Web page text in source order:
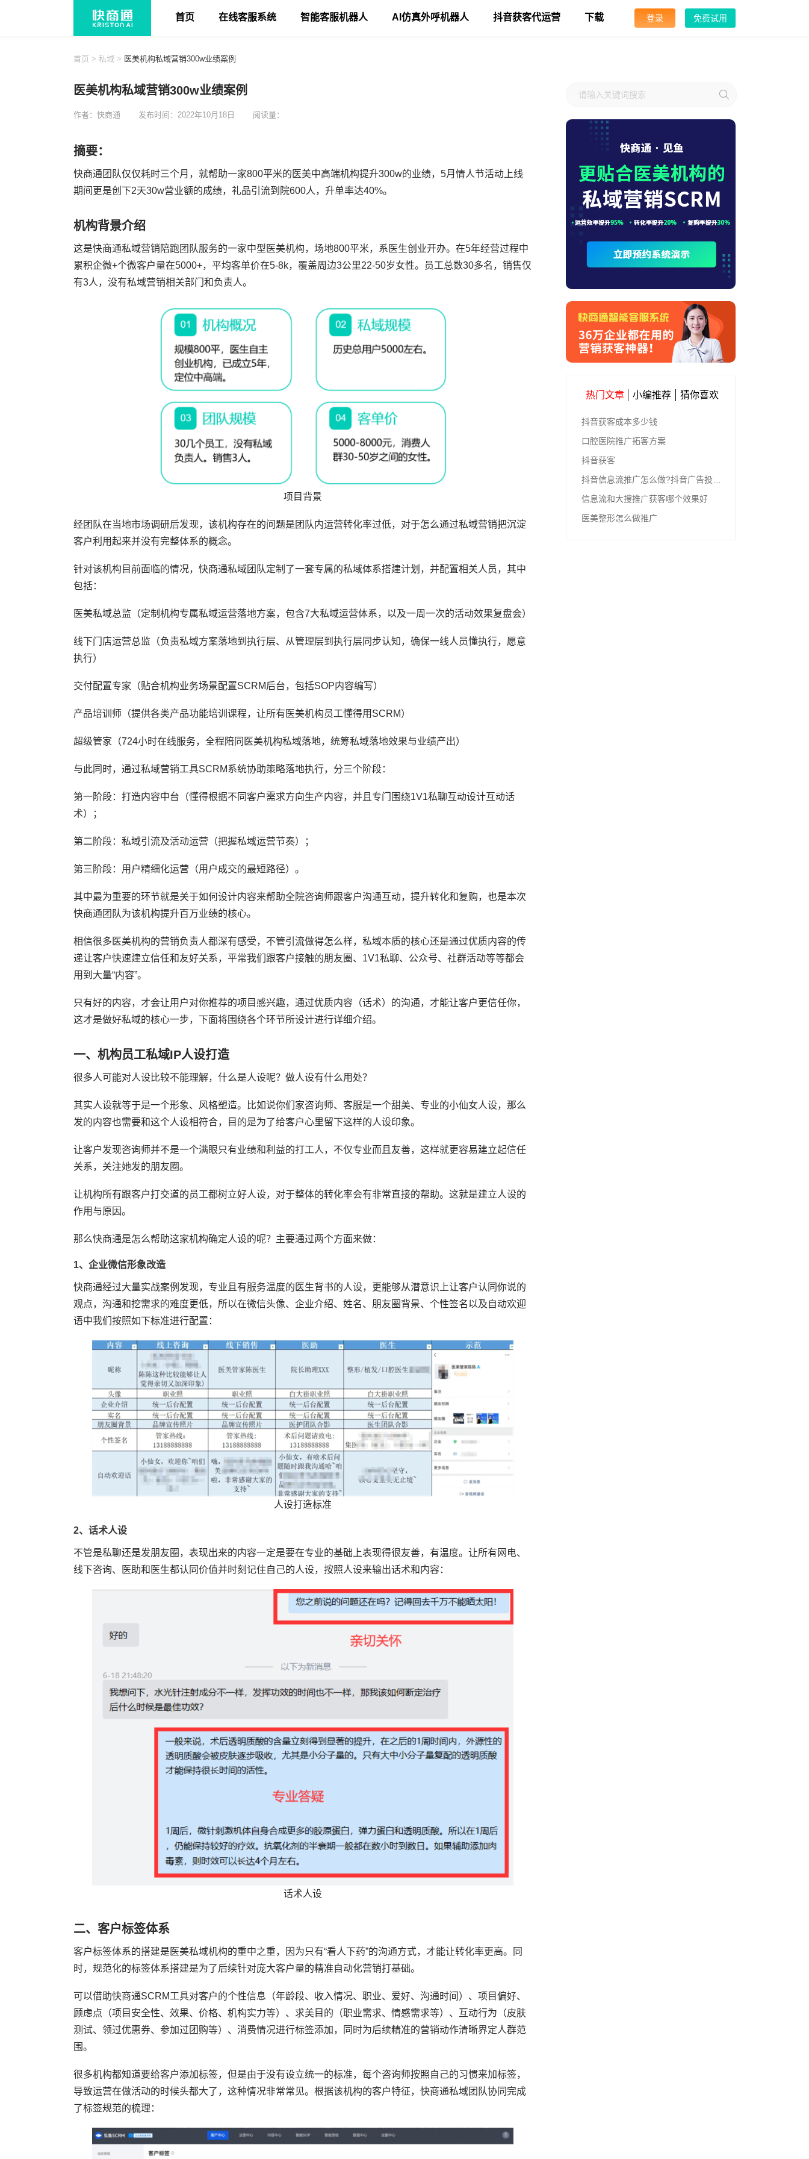
首页 在线客服系统 智能客服机器人 AI仿真外呼机器人 抖音获客代运营 下载 登录 免费试用
首页 > 私域 > 医美机构私域营销300w业绩案例
医美机构私域营销300w业绩案例
作者：快商通 发布时间：2022年10月18日 阅读量：
摘要：
快商通团队仅仅耗时三个月，就帮助一家800平米的医美中高端机构提升300w的业绩，5月情人节活动上线
期间更是创下2天30w营业额的成绩，礼品引流到院600人，升单率达40%。
机构背景介绍
这是快商通私域营销陪跑团队服务的一家中型医美机构，场地800平米，系医生创业开办。在5年经营过程中
累积企微+个微客户量在5000+，平均客单价在5-8k，覆盖周边3公里22-50岁女性。员工总数30多名，销售仅
有3人，没有私域营销相关部门和负责人。
项目背景
经团队在当地市场调研后发现，该机构存在的问题是团队内运营转化率过低，对于怎么通过私域营销把沉淀
客户利用起来并没有完整体系的概念。
针对该机构目前面临的情况，快商通私域团队定制了一套专属的私域体系搭建计划，并配置相关人员，其中
包括：
医美私域总监（定制机构专属私域运营落地方案，包含7大私域运营体系，以及一周一次的活动效果复盘会）
线下门店运营总监（负责私域方案落地到执行层、从管理层到执行层同步认知，确保一线人员懂执行，愿意
执行）
交付配置专家（贴合机构业务场景配置SCRM后台，包括SOP内容编写）
产品培训师（提供各类产品功能培训课程，让所有医美机构员工懂得用SCRM）
超级管家（724小时在线服务，全程陪同医美机构私域落地，统筹私域落地效果与业绩产出）
与此同时，通过私域营销工具SCRM系统协助策略落地执行，分三个阶段：
第一阶段：打造内容中台（懂得根据不同客户需求方向生产内容，并且专门围绕1V1私聊互动设计互动话
术）；
第二阶段：私域引流及活动运营（把握私域运营节奏）；
第三阶段：用户精细化运营（用户成交的最短路径）。
其中最为重要的环节就是关于如何设计内容来帮助全院咨询师跟客户沟通互动，提升转化和复购，也是本次
快商通团队为该机构提升百万业绩的核心。
相信很多医美机构的营销负责人都深有感受，不管引流做得怎么样，私域本质的核心还是通过优质内容的传
递让客户快速建立信任和友好关系，平常我们跟客户接触的朋友圈、1V1私聊、公众号、社群活动等等都会
用到大量“内容”。
只有好的内容，才会让用户对你推荐的项目感兴趣，通过优质内容（话术）的沟通，才能让客户更信任你，
这才是做好私域的核心一步，下面将围绕各个环节所设计进行详细介绍。
一、机构员工私域IP人设打造
很多人可能对人设比较不能理解，什么是人设呢？做人设有什么用处？
其实人设就等于是一个形象、风格塑造。比如说你们家咨询师、客服是一个甜美、专业的小仙女人设，那么
发的内容也需要和这个人设相符合，目的是为了给客户心里留下这样的人设印象。
让客户发现咨询师并不是一个满眼只有业绩和利益的打工人，不仅专业而且友善，这样就更容易建立起信任
关系，关注她发的朋友圈。
让机构所有跟客户打交道的员工都树立好人设，对于整体的转化率会有非常直接的帮助。这就是建立人设的
作用与原因。
那么快商通是怎么帮助这家机构确定人设的呢？主要通过两个方面来做：
1、企业微信形象改造
快商通经过大量实战案例发现，专业且有服务温度的医生背书的人设，更能够从潜意识上让客户认同你说的
观点，沟通和挖需求的难度更低，所以在微信头像、企业介绍、姓名、朋友圈背景、个性签名以及自动欢迎
语中我们按照如下标准进行配置：
人设打造标准
2、话术人设
不管是私聊还是发朋友圈，表现出来的内容一定是要在专业的基础上表现得很友善，有温度。让所有网电、
线下咨询、医助和医生都认同价值并时刻记住自己的人设，按照人设来输出话术和内容：
话术人设
二、客户标签体系
客户标签体系的搭建是医美私域机构的重中之重，因为只有“看人下药”的沟通方式，才能让转化率更高。同
时，规范化的标签体系搭建是为了后续针对庞大客户量的精准自动化营销打基础。
可以借助快商通SCRM工具对客户的个性信息（年龄段、收入情况、职业、爱好、沟通时间）、项目偏好、
顾虑点（项目安全性、效果、价格、机构实力等）、求美目的（职业需求、情感需求等）、互动行为（皮肤
测试、领过优惠券、参加过团购等）、消费情况进行标签添加，同时为后续精准的营销动作清晰界定人群范
围。
很多机构都知道要给客户添加标签，但是由于没有设立统一的标准，每个咨询师按照自己的习惯来加标签，
导致运营在做活动的时候头都大了，这种情况非常常见。根据该机构的客户特征，快商通私域团队协同完成
了标签规范的梳理：
热门文章 小编推荐 猜你喜欢
抖音获客成本多少钱
口腔医院推广拓客方案
抖音获客
信息流和大搜推广获客哪个效果好
医美整形怎么做推广